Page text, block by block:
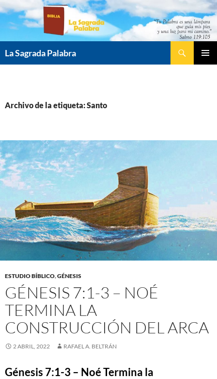
Saltar
contenido
La Sagrada Palabra
Archivo de la etiqueta: Santo
ESTUDIO BÍBLICO,GÉNESIS
GÉNESIS 7:1-3 – NOÉ
TERMINA LA
CONSTRUCCIÓN DEL ARCA
2 ABRIL, 2022 RAFAEL A. BELTRÁN
Génesis 7:1-3 – Noé Termina la